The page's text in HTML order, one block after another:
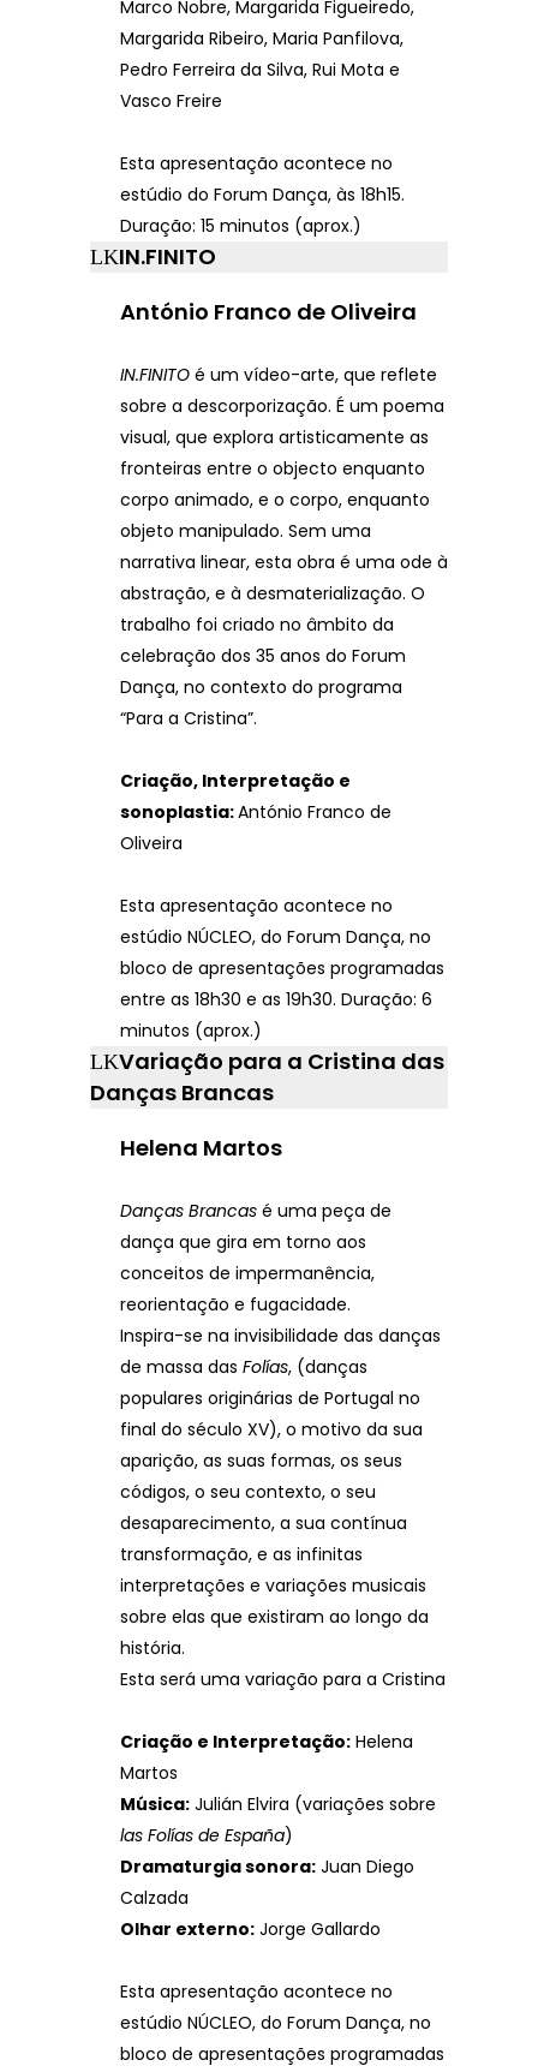
Marco Nobre, Margarida Figueiredo,
Margarida Ribeiro, Maria Panfilova,
Pedro Ferreira da Silva, Rui Mota e
Vasco Freire
Esta apresentação acontece no
estúdio do Forum Dança, às 18h15.
Duração: 15 minutos (aprox.)
IN.FINITO
António Franco de Oliveira
IN.FINITO é um vídeo-arte, que reflete
sobre a descorporização. É um poema
visual, que explora artisticamente as
fronteiras entre o objecto enquanto
corpo animado, e o corpo, enquanto
objeto manipulado. Sem uma
narrativa linear, esta obra é uma ode à
abstração, e à desmaterialização. O
trabalho foi criado no âmbito da
celebração dos 35 anos do Forum
Dança, no contexto do programa
“Para a Cristina”.
Criação, Interpretação e
sonoplastia:António Franco de
Oliveira
Esta apresentação acontece no
estúdio NÚCLEO, do Forum Dança, no
bloco de apresentações programadas
entre as 18h30 e as 19h30. Duração: 6
minutos (aprox.)
Variação para a Cristina das
Danças Brancas
Helena Martos
Danças Brancas é uma peça de
dança que gira em torno aos
conceitos de impermanência,
reorientação e fugacidade.
Inspira-se na invisibilidade das danças
de massa das Folías, (danças
populares originárias de Portugal no
final do século XV), o motivo da sua
aparição, as suas formas, os seus
códigos, o seu contexto, o seu
desaparecimento, a sua contínua
transformação, e as infinitas
interpretações e variações musicais
sobre elas que existiram ao longo da
história.
Esta será uma variação para a Cristina
Criação e Interpretação: Helena
Martos
Música: Julián Elvira (variações sobre
las Folías de España)
Dramaturgia sonora: Juan Diego
Calzada
Olhar externo: Jorge Gallardo
Esta apresentação acontece no
estúdio NÚCLEO, do Forum Dança, no
bloco de apresentações programadas